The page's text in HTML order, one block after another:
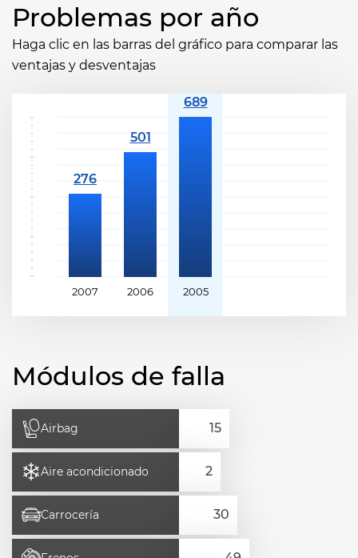
Problemas por año
Haga clic en las barras del gráfico para comparar las
ventajas y desventajas
2007 2006 2005
Módulos de falla
Airbag
Aire acondicionado
Carrocería